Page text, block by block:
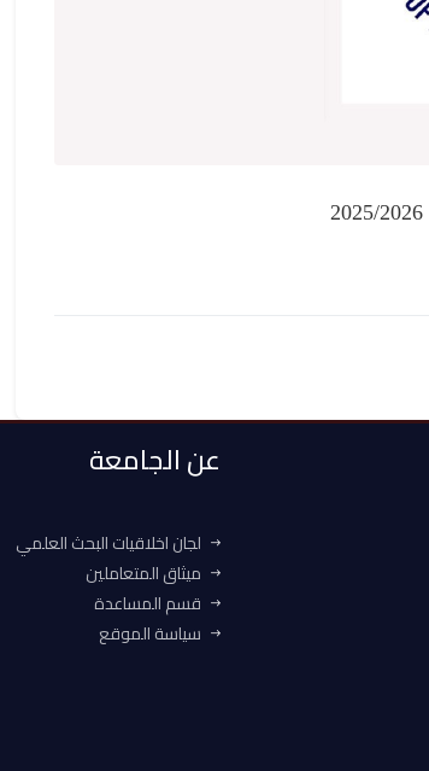
عن الجامعة
لجان اخلاقيات البحث العلمي
ميثاق المتعاملين
قسم المساعدة
سياسة الموقع